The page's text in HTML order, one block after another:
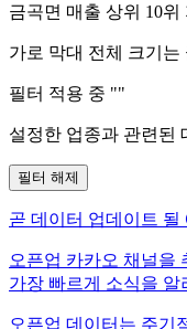
금곡면 매출 상위 10위
가로 막대 전체 크기는
필터 적용 중 ""
설정한 업종과 관련된
필터 해제
곧 데이터 업데이트 될
오픈업 카카오 채널을
가장 빠르게 소식을 알
오픈업 데이터는 주기